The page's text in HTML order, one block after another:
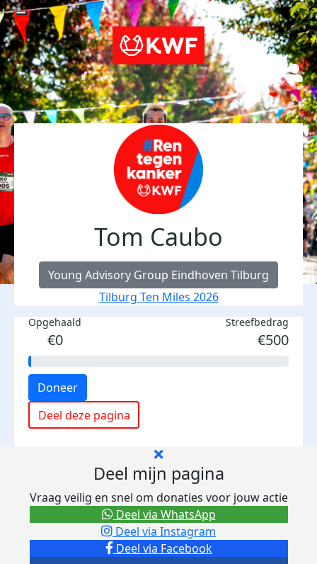
Tom Caubo
Young Advisory Group Eindhoven Tilburg
Tilburg Ten Miles 2026
Opgehaald
€0
Streefbedrag
€500
Doneer
Deel deze pagina
Deel mijn pagina
Vraag veilig en snel om donaties voor jouw actie
Deel via Facebook
Deel via Instagram
Deel via WhatsApp